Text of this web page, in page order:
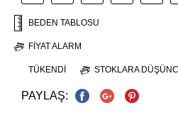
BEDEN TABLOSU
FIYAT ALARM
TÜKENDI STOKLARA
PAYLAŞ: